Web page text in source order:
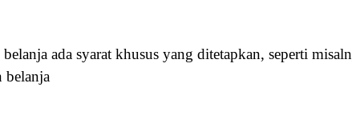
ada syarat khusus yang ditetapkan, seperti
belanja